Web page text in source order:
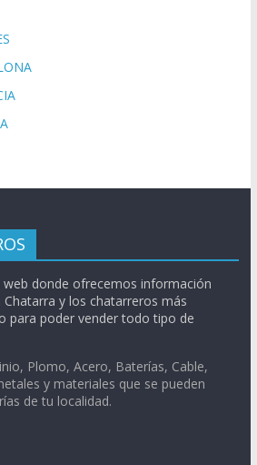
web donde ofrecemos información
y los chatarreros más
para poder vender todo tipo de
Plomo, Acero, Baterías, Cable,
y materiales que se pueden
de tu localidad.